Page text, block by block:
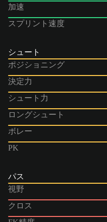
加速
スプリント速度
シュート
ポジショニング
決定力
シュート力
ロングシュート
ボレー
PK
パス
視野
クロス